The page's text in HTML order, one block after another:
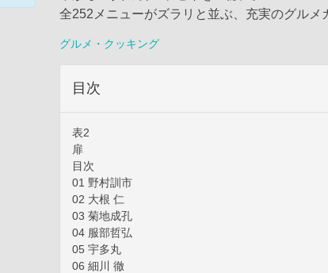
全252メニューがズラリと並ぶ、充実のグルメ
グルメ・クッキング
目次
表2
扉
目次
01 野村訓市
02 大根 仁
03 菊地成孔
04 服部哲弘
05 宇多丸
06 細川 徹